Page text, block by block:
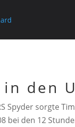
in den
Spyder sorgte
bei den 12